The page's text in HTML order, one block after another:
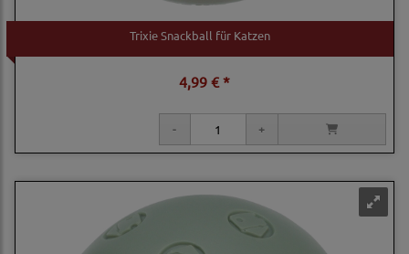
Trixie Snackball für Katzen
4,99 € *